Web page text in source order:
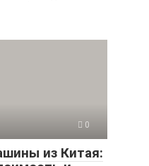
0
из Китая: